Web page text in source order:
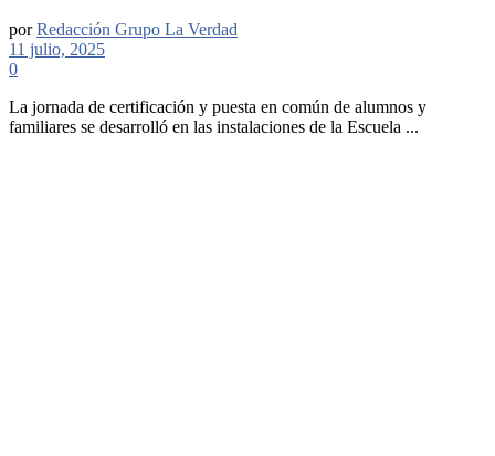
por Redacción Grupo La Verdad
11 julio, 2025
0
La jornada de certificación y puesta en común de alumnos y
familiares se desarrolló en las instalaciones de la Escuela ...